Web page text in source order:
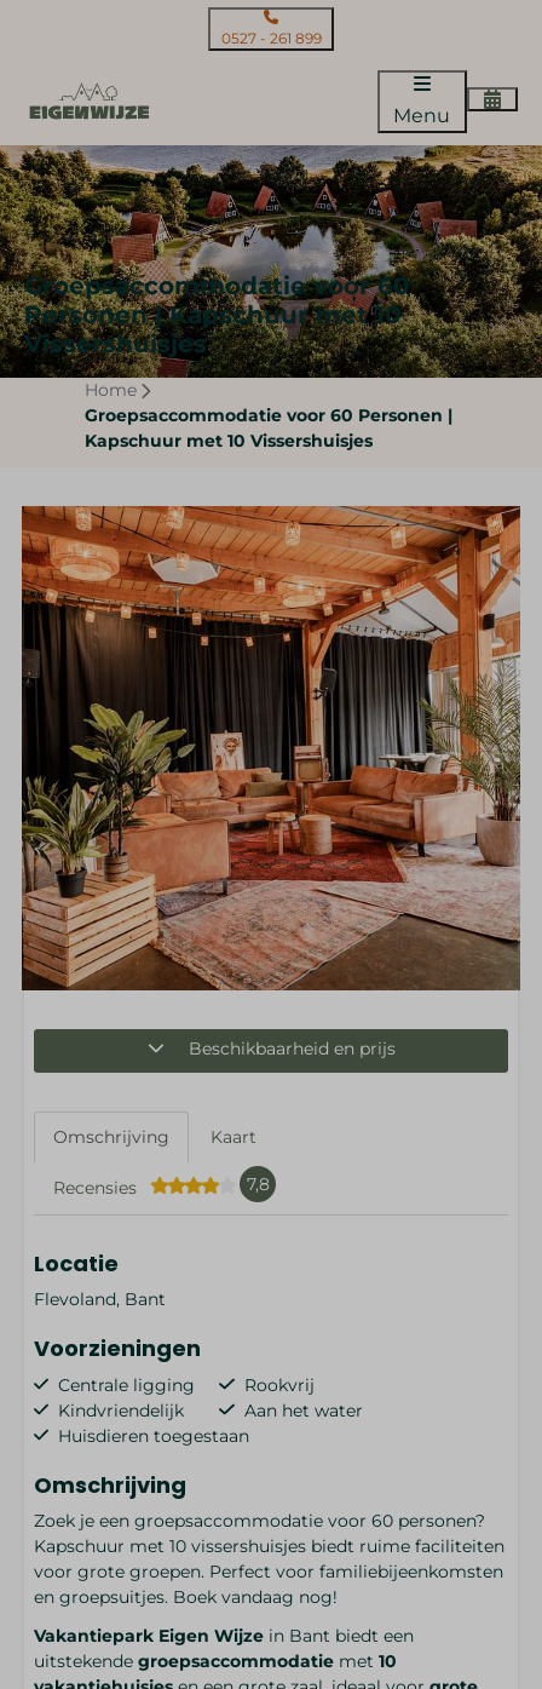
0527 - 261 899
Menu
Groepsaccommodatie voor 60
Personen | Kapschuur met 10
Vissershuisjes
Home
Groepsaccommodatie voor 60 Personen |
Kapschuur met 10 Vissershuisjes
Beschikbaarheid en prijs
Omschrijving Kaart
Recensies 7,8
Locatie
Flevoland, Bant
Voorzieningen
Centrale ligging
Kindvriendelijk
Rookvrij
Aan het water
Huisdieren toegestaan
Omschrijving
Zoek je een groepsaccommodatie voor 60 personen?
Kapschuur met 10 vissershuisjes biedt ruime faciliteiten
voor grote groepen. Perfect voor familiebijeenkomsten
en groepsuitjes. Boek vandaag nog!
Vakantiepark Eigen Wijze in Bant biedt een
uitstekende groepsaccommodatie met 10